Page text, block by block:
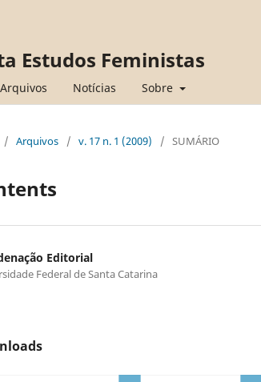
Estudos Feministas
Arquivos Notícias Sobre
/ Arquivos / v. 17 n. 1 (2009) / SUMÁRIO
Editorial
Federal de Santa Catarina